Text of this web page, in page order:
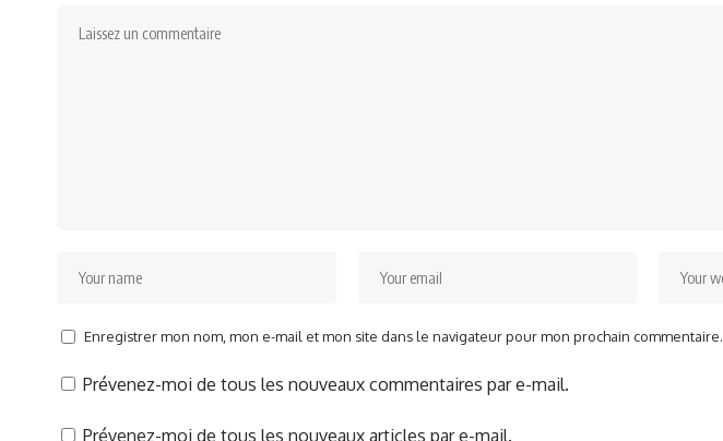
Enregistrer mon nom, mon e-mail et mon site dans le navigateur pour mon prochain commentaire.
Prévenez-moi de tous les nouveaux commentaires par e-mail.
Prévenez-moi de tous les nouveaux articles par e-mail.